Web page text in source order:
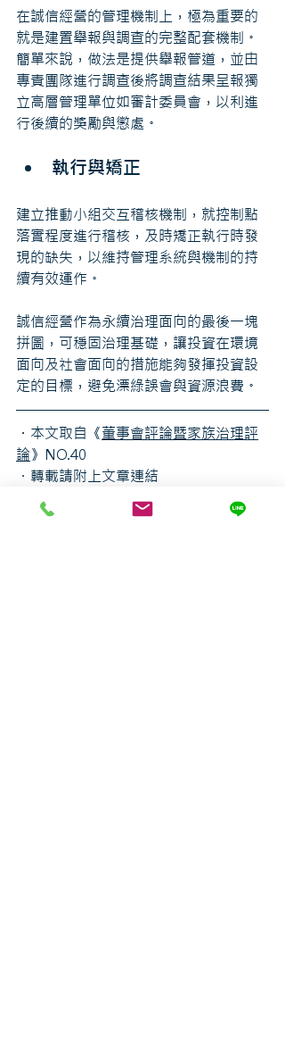
在誠信經營的管理機制上，極為重要的
就是建置舉報與調查的完整配套機制。
簡單來說，做法是提供舉報管道，並由
專責團隊進行調查後將調查結果呈報獨
立高層管理單位如審計委員會，以利進
行後續的獎勵與懲處。
執行與矯正
建立推動小組交互稽核機制，就控制點
落實程度進行稽核，及時矯正執行時發
現的缺失，以維持管理系統與機制的持
續有效運作。
誠信經營作為永續治理面向的最後一塊
拼圖，可穩固治理基礎，讓投資在環境
面向及社會面向的措施能夠發揮投資設
定的目標，避免漂綠誤會與資源浪費。
・ 本文取自《董事會評論暨家族治理評
論》NO.40
・轉載請附上文章連結
企業永續ESG